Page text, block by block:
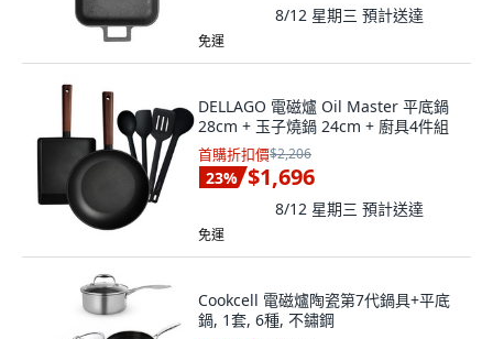
8/12 星期三 預計送達
免運
DELLAGO 電磁爐 Oil Master 平底鍋
28cm + 玉子燒鍋 24cm + 廚具4件組
首購折扣價$2,206
23% $1,696
8/12 星期三 預計送達
免運
Cookcell 電磁爐陶瓷第7代鍋具+平底
鍋, 1套, 6種, 不鏽鋼